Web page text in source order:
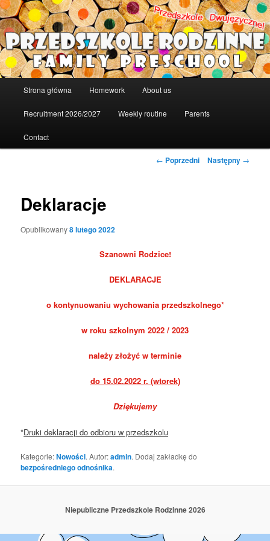
Przeskocz
do
tekstu
Niepubliczne Przedszkole Rodzinne
Strona domowa
Strona główna Homework About us
Recruitment 2026/2027 Weekly routine Parents
Contact
Nawigacja
← Poprzedni Następny →
Deklaracje
Opublikowany8 lutego 2022
Szanowni Rodzice!
DEKLARACJE
o kontynuowaniu wychowania przedszkolnego*
w roku szkolnym 2022 / 2023
należy złożyć w terminie
do 15.02.2022 r. (wtorek)
Dziękujemy
*Druki deklaracji do odbioru w przedszkolu
Kategorie:Nowości. Autor:admin. Dodaj zakładkę do
bezpośredniego odnośnika.
Niepubliczne Przedszkole Rodzinne 2026